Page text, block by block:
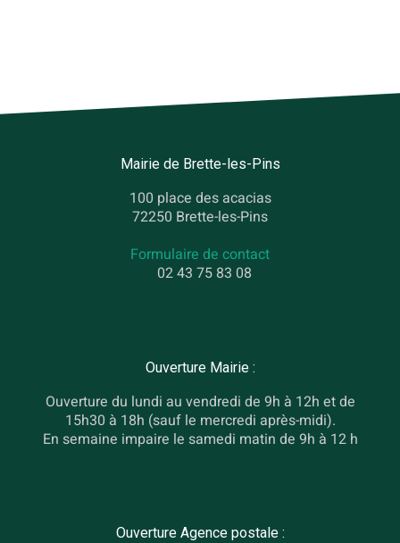
Mairie de Brette-les-Pins
100 place des acacias
72250 Brette-les-Pins
Formulaire de contact
02 43 75 83 08
Ouverture Mairie :
Ouverture du lundi au vendredi de 9h à 12h et de
15h30 à 18h (sauf le mercredi après-midi).
En semaine impaire le samedi matin de 9h à 12 h
Ouverture Agence postale :